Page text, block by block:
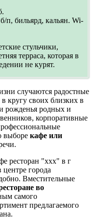
п, бильярд, кальян. Wi-
стульчики,
терраса, которая в
не курят.
случаются радостные
кругу своих близких в
рожденья родных и
корпоративные
выборе кафе или
ресторан "xxx" в г
города
Вместительные
во
самого
предлагаемого